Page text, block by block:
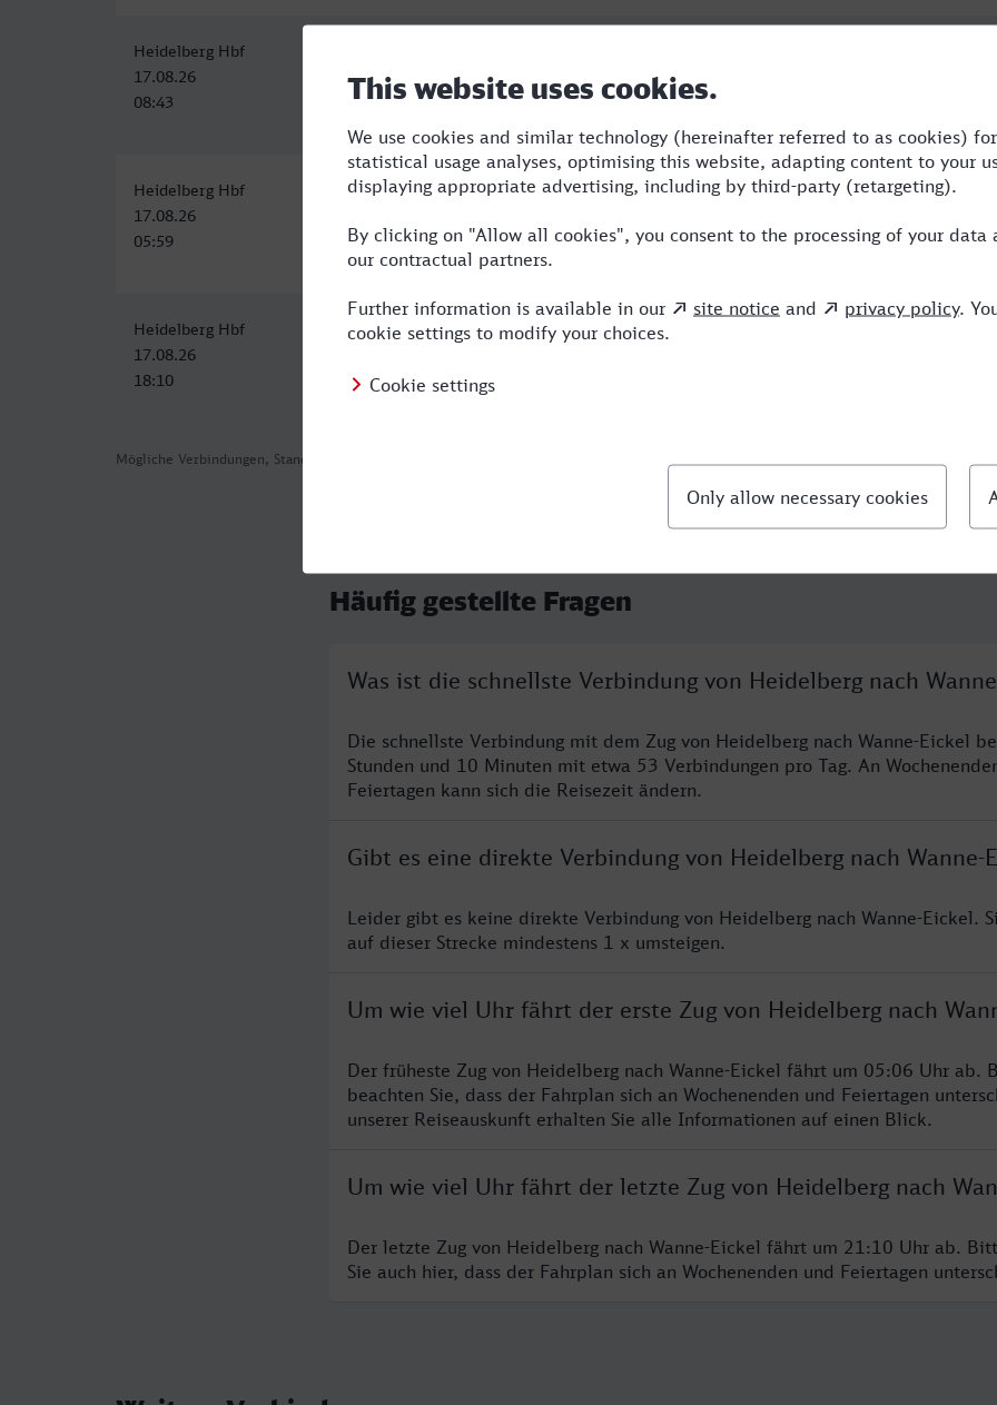
Mögliche Verbindungen, Stand: 2026-08-03 03:01
Heidelberg Hbf
17.08.26
08:43
17.08.26
11:53
Heidelberg Hbf
17.08.26
05:59
Herne-Wanne-Eickel Hbf
09:33
3:34 3 RE,ERB,ICE
Heidelberg Hbf
17.08.26
18:10
Herne-Wanne-Eickel Hbf
21:33
3:23
Häufig gestellte Fragen
Was ist die schnellste Verbindung von Heidelberg nach
Die schnellste Verbindung mit dem Zug von Heidelberg nach Wanne-Eickel
Stunden und 10 Minuten mit etwa 53 Verbindungen pro Tag. An
Feiertagen kann sich die Reisezeit ändern.
Gibt es eine direkte Verbindung von Heidelberg nach Wanne-
Leider gibt es keine direkte Verbindung von Heidelberg nach Wanne-Eickel.
auf dieser Strecke mindestens 1 x umsteigen.
Um wie viel Uhr fährt der erste Zug von Heidelberg nach
Der früheste Zug von Heidelberg nach Wanne-Eickel fährt um 05:06 Uhr ab.
beachten Sie, dass der Fahrplan sich an Wochenenden und Feiertagen
unserer Reiseauskunft erhalten Sie alle Informationen auf einen Blick.
Um wie viel Uhr fährt der letzte Zug von Heidelberg nach
Der letzte Zug von Heidelberg nach Wanne-Eickel fährt um 21:10 Uhr ab.
Sie auch hier, dass der Fahrplan sich an Wochenenden und Feiertagen